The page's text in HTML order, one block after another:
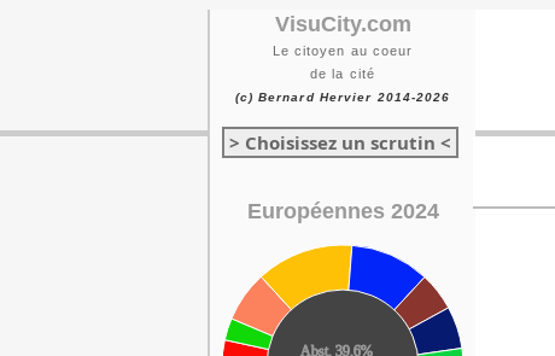
VisuCity.com
Le citoyen au coeur
de la cité
(c) Bernard Hervier 2014-2026
> Choisissez un scrutin <
Européennes 2024